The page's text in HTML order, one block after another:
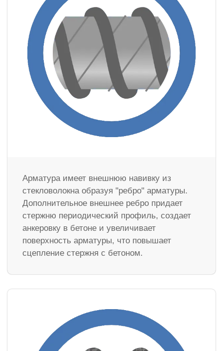
Арматура имеет внешнюю навивку из
стекловолокна образуя "ребро" арматуры.
Дополнительное внешнее ребро придает
стержню периодический профиль, создает
анкеровку в бетоне и увеличивает
поверхность арматуры, что повышает
сцепление стержня с бетоном.